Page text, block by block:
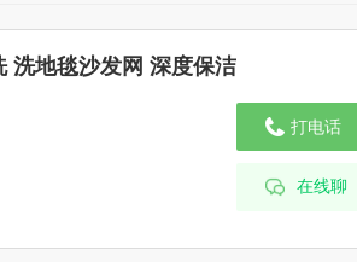
洗地毯沙发网 深度保洁
打电话
在线聊